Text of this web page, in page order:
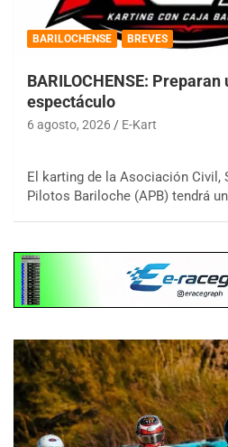
BARILOCHENSE BREVES
BARILOCHENSE:
espectáculo
6 agosto, 2026 E-Kart
El karting de la Asociación Civil,
Pilotos Bariloche (APB) tendrá